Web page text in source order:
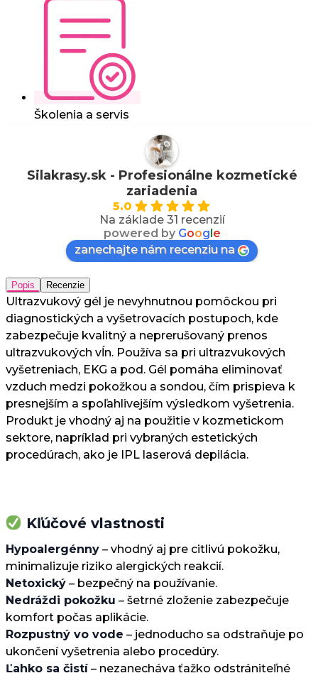
Školenia a servis
Silakrasy.sk - Profesionálne kozmetické
zariadenia
5.0
Na základe 31 recenzií
powered by Goog e
zanechajte nám recenziu na
Popis Recenzie
Ultrazvukový gél je nevyhnutnou pomôckou pri
diagnostických a vyšetrovacích postupoch, kde
zabezpečuje kvalitný a neprerušovaný prenos
ultrazvukových vĺn. Používa sa pri ultrazvukových
vyšetreniach, EKG a pod. Gél pomáha eliminovať
vzduch medzi pokožkou a sondou, čím prispieva k
presnejším a spoľahlivejším výsledkom vyšetrenia.
Produkt je vhodný aj na použitie v kozmetickom
sektore, napríklad pri vybraných estetických
procedúrach, ako je IPL laserová depilácia.
Kľúčové vlastnosti
Hypoalergénny – vhodný aj pre citlivú pokožku,
minimalizuje riziko alergických reakcií.
Netoxický – bezpečný na používanie.
Nedráždi pokožku – šetrné zloženie zabezpečuje
komfort počas aplikácie.
Rozpustný vo vode – jednoducho sa odstraňuje po
ukončení vyšetrenia alebo procedúry.
Ľahko sa čistí– nezanecháva ťažko odstrániteľné